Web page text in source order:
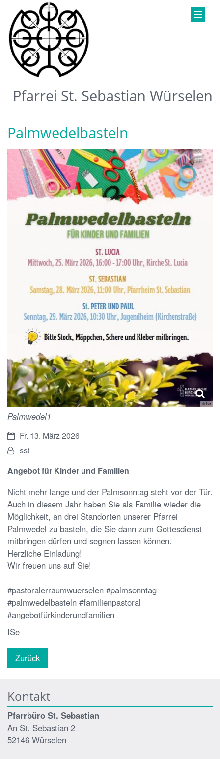
Pfarrei St. Sebastian Würselen
Palmwedelbasteln
© Ise
Palmwedel1
Datum:Fr. 13. März 2026
Von:sst
Angebot für Kinder und Familien
Nicht mehr lange und der Palmsonntag steht vor der Tür.
Auch in diesem Jahr haben Sie als Familie wieder die
Möglichkeit, an drei Standorten unserer Pfarrei
Palmwedel zu basteln, die Sie dann zum Gottesdienst
mitbringen dürfen und segnen lassen können.
Herzliche Einladung!
Wir freuen uns auf Sie!
#pastoralerraumwuerselen #palmsonntag
#palmwedelbasteln #familienpastoral
#angebotfürkinderundfamilien
ISe
Zurück
Kontakt
Pfarrbüro St. Sebastian
An St. Sebastian 2
52146 Würselen